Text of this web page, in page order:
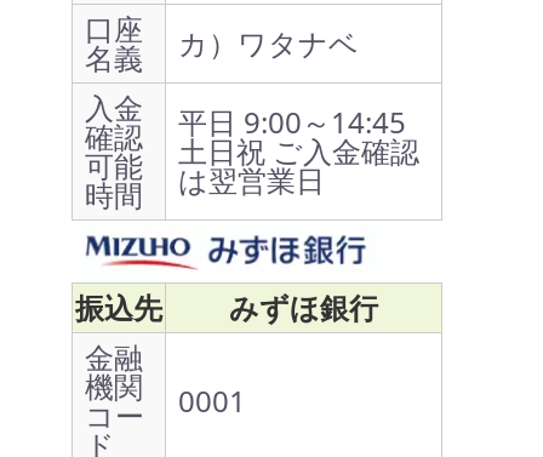
口座
名義
カ）ワタナベ
入金
確認
可能
時間
平日 9:00～14:45
土日祝 ご入金確認
は翌営業日
振込先
みずほ銀行
金融
機関
コー
ド
0001